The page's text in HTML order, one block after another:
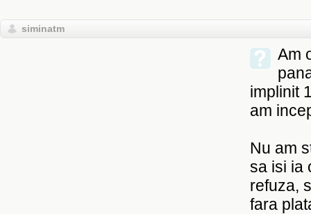
siminatm
Am
implinit
am
Nu am
sa isi ia
refuza,
fara